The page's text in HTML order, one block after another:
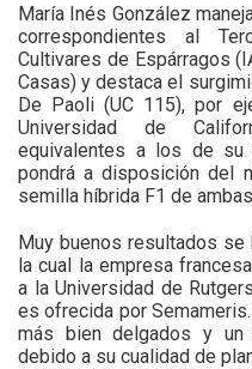
María Inés González
correspondientes al
Cultivares de Espárragos
Casas) y destaca el
De Paoli (UC 115), por
Universidad de
equivalentes a los de su
pondrá a disposición del
semilla híbrida F1 de
Muy buenos resultados se
la cual la empresa
a la Universidad de
es ofrecida por
más bien delgados y un
debido a su cualidad de